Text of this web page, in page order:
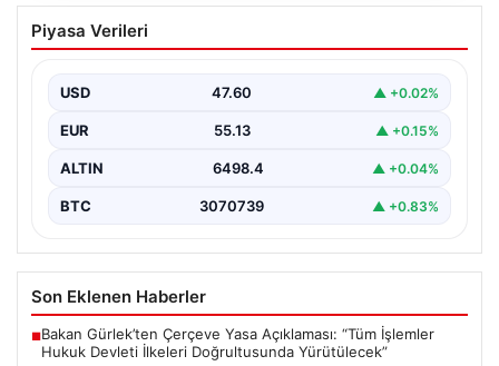
2026 Kurban Bayramı Emekli
İkramiyeleri Ne Zaman Ödenecek?
milyon emekli vatandaşın gözü kulağı bayram
ikramiyesi…
Piyasa Verileri
USD 47.60 ▲ +0.02%
EUR 55.13 ▲ +0.15%
ALTIN 6498.4 ▲ +0.04%
BTC 3070739 ▲ +0.83%
Son Eklenen Haberler
■Bakan Gürlek’ten Çerçeve Yasa Açıklaması: “Tüm İşlemler
Hukuk Devleti İlkeleri Doğrultusunda Yürütülecek”